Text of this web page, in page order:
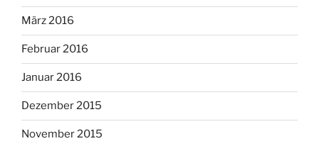
März 2016
Februar 2016
Januar 2016
Dezember 2015
November 2015